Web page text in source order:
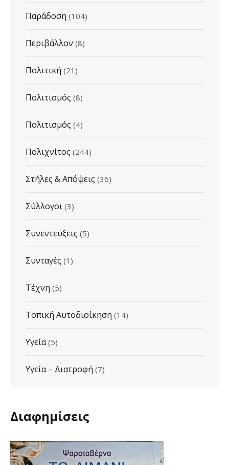
Παράδοση (104)
Περιβάλλον (8)
Πολιτική (21)
Πολιτισμός (8)
Πολιτισμός (4)
Πολιχνίτος (244)
Στήλες & Απόψεις (36)
Σύλλογοι (3)
Συνεντεύξεις (5)
Συνταγές (1)
Τέχνη (5)
Τοπική Αυτοδιοίκηση (14)
Υγεία (5)
Υγεία – Διατροφή (7)
Διαφημίσεις